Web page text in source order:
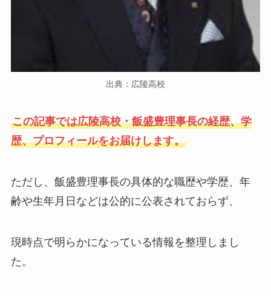
出典：広陵高校
この記事では広陵高校・飯盛豊理事長の経歴、学
歴、プロフィールをお届けします。
ただし、飯盛豊理事長の具体的な職歴や学歴、年
齢や生年月日などは公的に公表されておらず、
現時点で明らかになっている情報を整理しまし
た。